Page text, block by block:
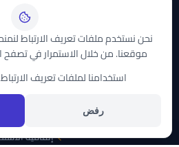
روابط
سياسة
إتفاقية
نحن نستخدم ملفات تعريف الارتباط
موقعنا. من خلال الاستمرار في
استخدامنا لملفات تعريف الارتباط.
رفض